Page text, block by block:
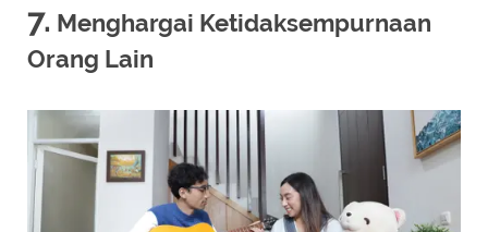
7. Menghargai Ketidaksempurnaan
Orang Lain